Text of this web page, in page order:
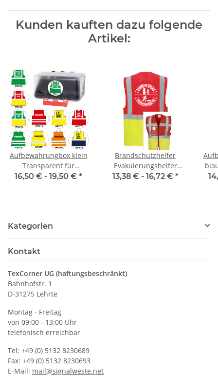
Kunden kauften dazu folgende
Artikel:
Aufbewahrungbox klein
Transparent für
Einsatzwesten
16,50 € - 19,50 € *
Brandschutzhelfer
Evakuierungshelfer
Piktogramm Executive
13,38 € - 16,72 € *
Kategorien
Kontakt
TexCorner UG (haftungsbeschränkt)
Bahnhofstr. 1
D-31275 Lehrte
Montag - Freitag
von 09:00 - 13:00 Uhr
telefonisch erreichbar
Tel: +49 (0) 5132 8230689
Fax: +49 (0) 5132 8230693
E-Mail: mail@signalweste.net